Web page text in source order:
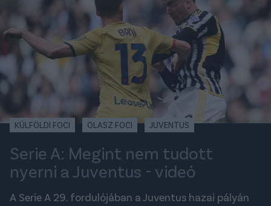
KÜLFÖLDI FOCI OLASZ FOCI JUVENTUS
Serie A: Megint nem tudott
nyerni a Juventus - videó
A Serie A 29. fordulójában a Juventus hazai pályán